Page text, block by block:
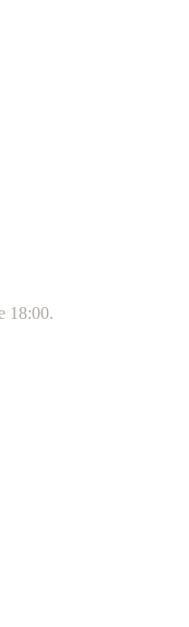
18:00.